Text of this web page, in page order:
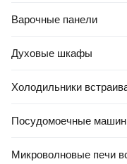
Варочные панели
Духовые шкафы
Холодильники
Посудомоечные
Микроволновые печи